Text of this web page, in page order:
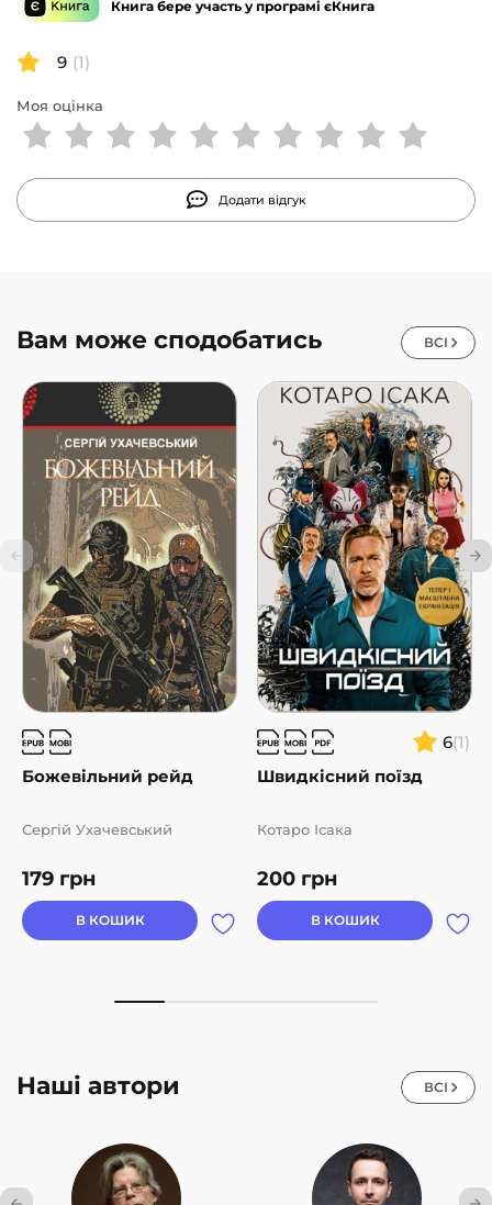
Книга бере участь у програмі єКнига
9 (1)
Моя оцінка
Додати відгук
Вам може сподобатись ВСІ
Божевільний рейд
179 грн
Сергій Ухачевський
В КОШИК
6(1)
Швидкісний поїзд
200 грн
Котаро Ісака
В КОШИК
Наші автори ВСІ